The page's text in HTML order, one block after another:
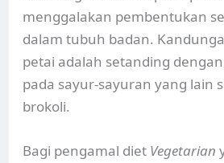
menggalakan pembentukan
dalam tubuh badan.
petai adalah setanding
pada sayur-sayuran yang lain
brokoli.
Bagi pengamal diet Vegetarian